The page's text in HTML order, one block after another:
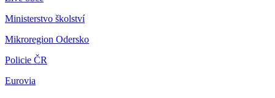
Ministerstvo školství
Mikroregion Odersko
Policie ČR
Eurovia